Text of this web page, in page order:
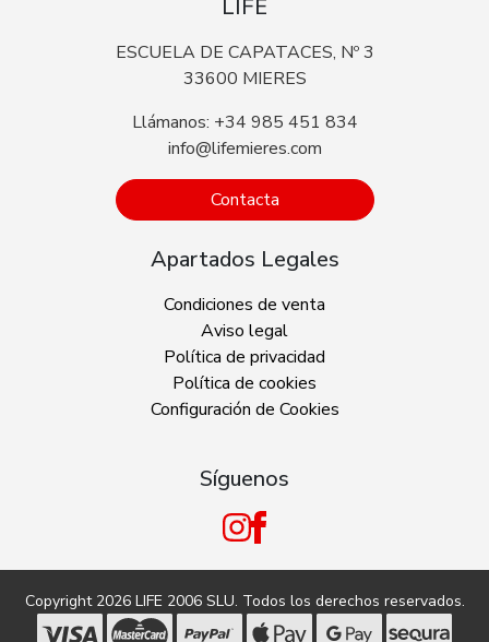
LIFE
ESCUELA DE CAPATACES, Nº 3
33600 MIERES
Llámanos: +34 985 451 834
info@lifemieres.com
Contacta
Apartados Legales
Condiciones de venta
Aviso legal
Política de privacidad
Política de cookies
Configuración de Cookies
Síguenos
Copyright 2026 LIFE 2006 SLU. Todos los derechos reservados.